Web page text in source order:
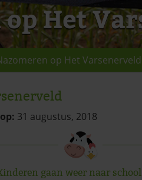
Het
op Het Varsenerveld
31 augustus, 2018
gaan weer naar